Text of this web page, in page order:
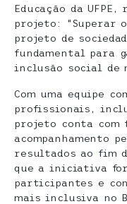
Educação da
projeto: “Superar
projeto de
fundamental para
inclusão social de
Com uma equipe
profissionais,
projeto conta com
acompanhamento
resultados ao fim
que a iniciativa
participantes e
mais inclusiva no